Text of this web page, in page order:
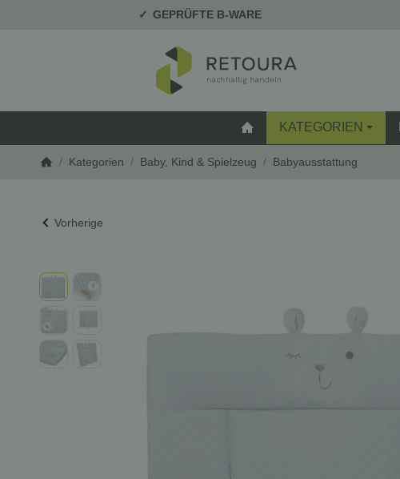
GEPRÜFTE B-WARE
STARTSEITE
KATEGORIEN
/ Kategorien / Baby, Kind & Spielzeug / Babyausstattung
Vorherige